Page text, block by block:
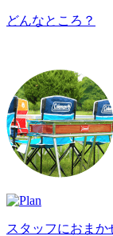
どんなところ？
スタッフにおまか